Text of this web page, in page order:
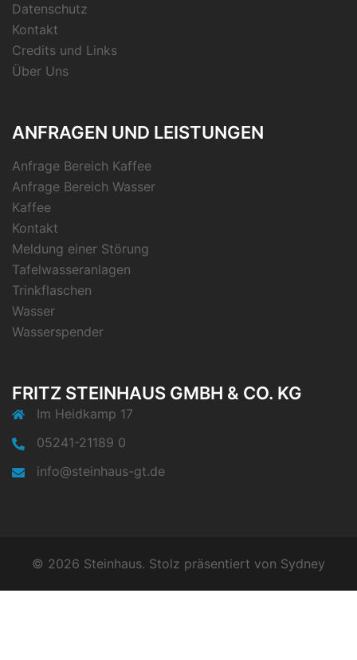
Datenschutz
Kontakt
Credits und Links
Über Uns
ANFRAGEN UND LEISTUNGEN
Anfrage Bereich Kaffee
Anfrage Bereich Wasser
Kaffee
Kontakt
Meldung einer Störung
Tafelwasseranlagen
Trinkflaschen
Wasser
Wasserspender
FRITZ STEINHAUS GMBH & CO. KG
Im Heidkamp 17
05241-21189 0
info@steinhaus-gt.de
© 2026 Steinhaus. Stolz präsentiert von Sydney